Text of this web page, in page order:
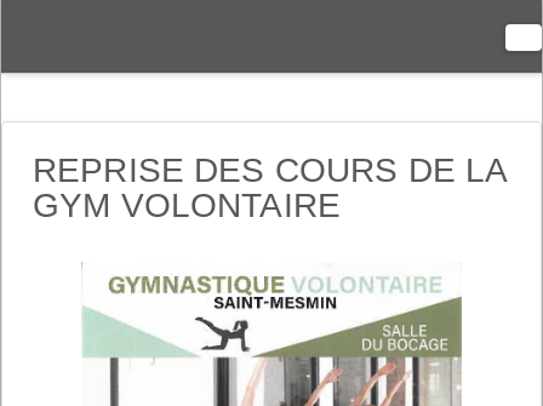
REPRISE DES COURS DE LA
GYM VOLONTAIRE